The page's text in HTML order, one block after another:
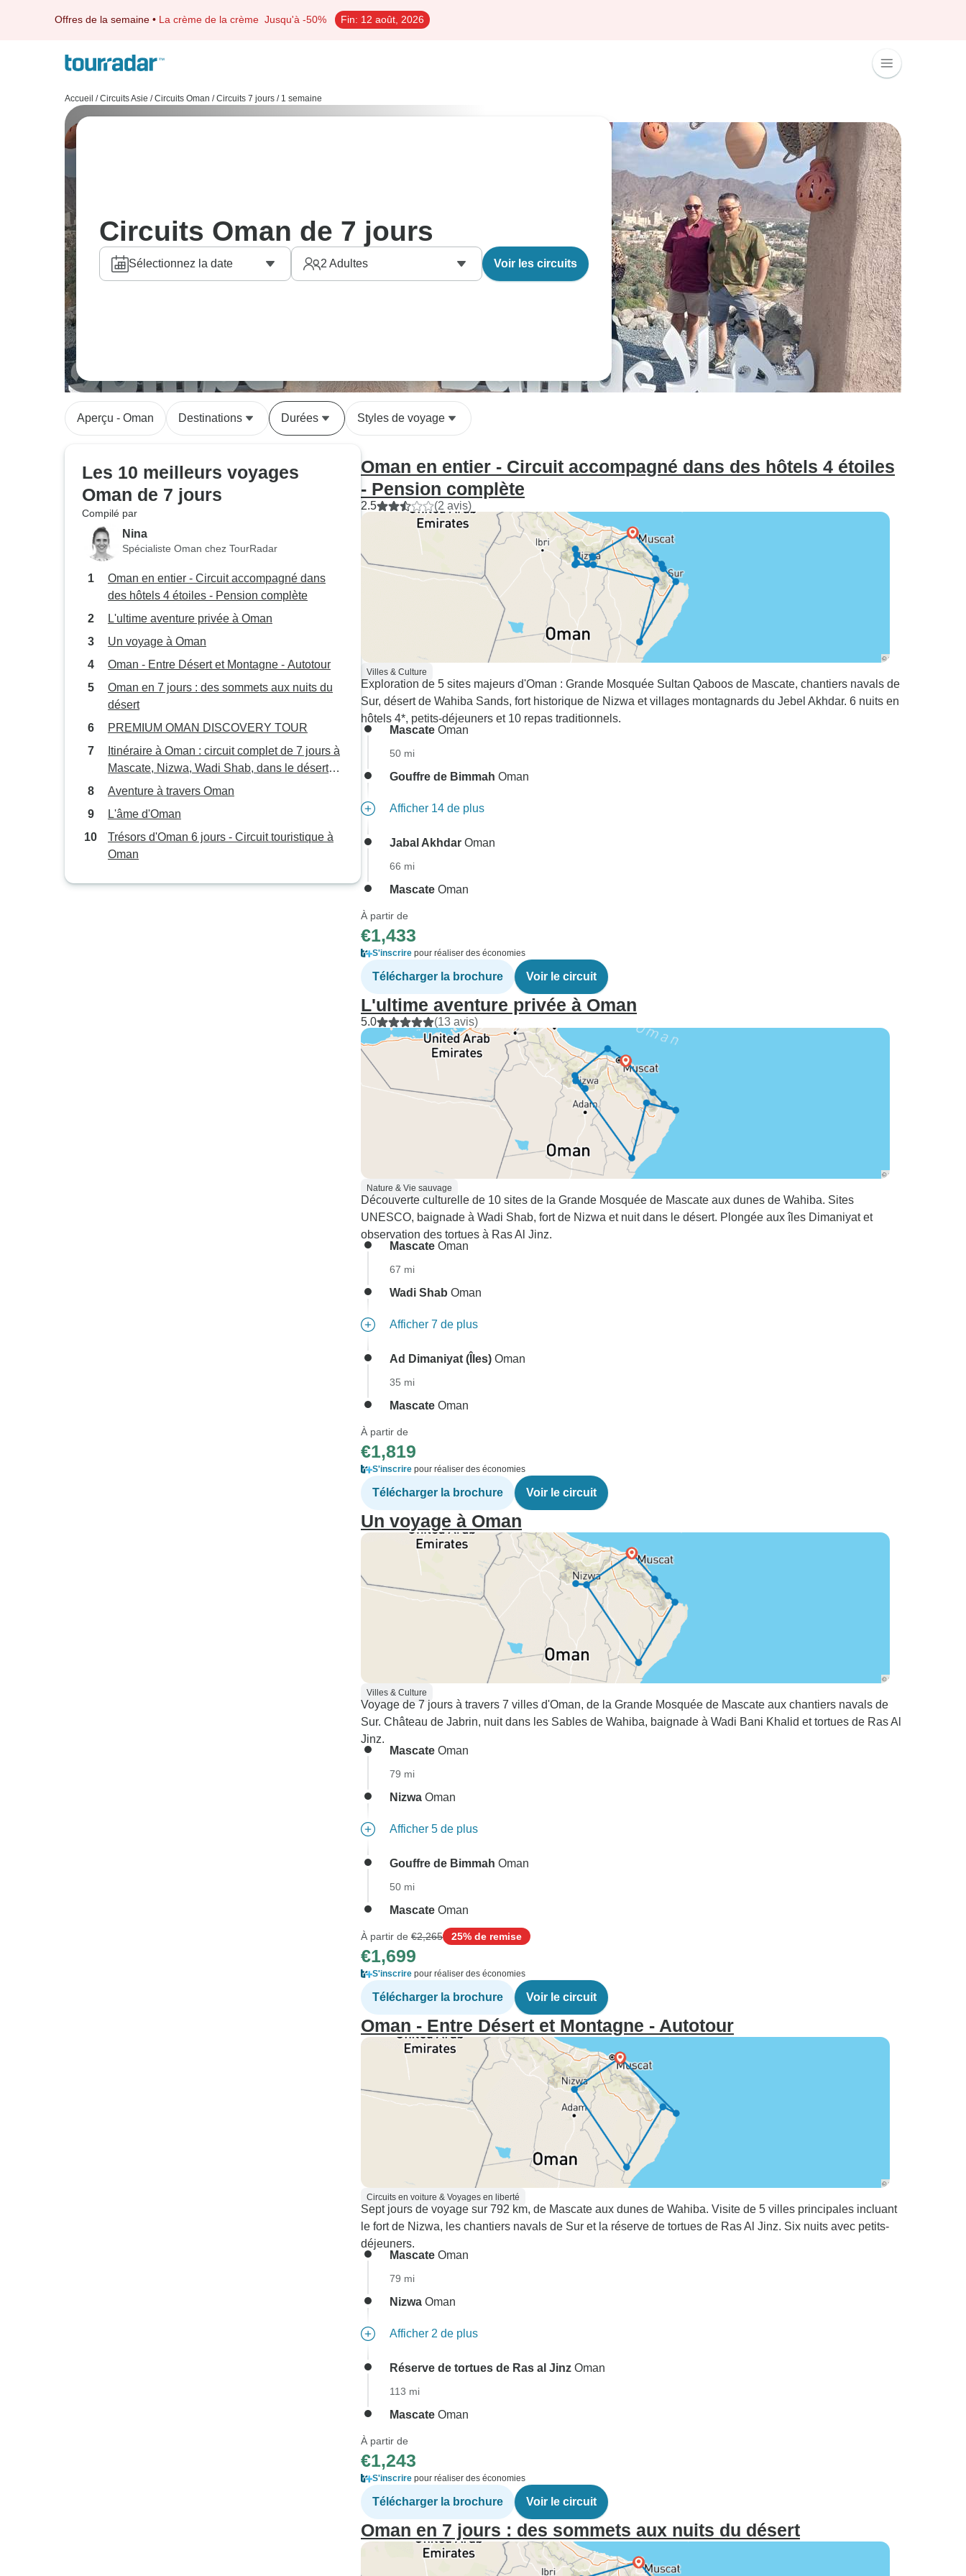
Offres de la semaine • La crème de la crème Jusqu'à -50% Fin: 12 août, 2026
Accueil / Circuits Asie / Circuits Oman / Circuits 7 jours / 1 semaine
Circuits Oman de 7 jours
Sélectionnez la date 2 Adultes Voir les circuits
Aperçu - Oman Destinations Durées Styles de voyage
Les 10 meilleurs voyages
Oman de 7 jours
Compilé par
Nina
Spécialiste Oman chez TourRadar
Oman en entier - Circuit accompagné dans
des hôtels 4 étoiles - Pension complète
L'ultime aventure privée à Oman
Un voyage à Oman
Oman - Entre Désert et Montagne - Autotour
Oman en 7 jours : des sommets aux nuits du
désert
PREMIUM OMAN DISCOVERY TOUR
Itinéraire à Oman : circuit complet de 7 jours à
Mascate, Nizwa, Wadi Shab, dans le désert
de Wahiba et à Salalah
Aventure à travers Oman
L'âme d'Oman
Trésors d'Oman 6 jours - Circuit touristique à
Oman
Oman en entier - Circuit accompagné dans des hôtels 4 étoiles
- Pension complète
2.5 (2 avis)
Villes & Culture
Exploration de 5 sites majeurs d'Oman : Grande Mosquée Sultan Qaboos de Mascate, chantiers navals de
Sur, désert de Wahiba Sands, fort historique de Nizwa et villages montagnards du Jebel Akhdar. 6 nuits en
hôtels 4*, petits-déjeuners et 10 repas traditionnels.
Mascate Oman
50 mi
Gouffre de Bimmah Oman
Afficher 14 de plus
Jabal Akhdar Oman
66 mi
Mascate Oman
À partir de
€1,433
S'inscrire pour réaliser des économies
Télécharger la brochure Voir le circuit
L'ultime aventure privée à Oman
5.0 (13 avis)
Nature & Vie sauvage
Découverte culturelle de 10 sites de la Grande Mosquée de Mascate aux dunes de Wahiba. Sites
UNESCO, baignade à Wadi Shab, fort de Nizwa et nuit dans le désert. Plongée aux îles Dimaniyat et
observation des tortues à Ras Al Jinz.
Mascate Oman
67 mi
Wadi Shab Oman
Afficher 7 de plus
Ad Dimaniyat (Îles) Oman
35 mi
Mascate Oman
À partir de
€1,819
S'inscrire pour réaliser des économies
Télécharger la brochure Voir le circuit
Un voyage à Oman
Villes & Culture
Voyage de 7 jours à travers 7 villes d'Oman, de la Grande Mosquée de Mascate aux chantiers navals de
Sur. Château de Jabrin, nuit dans les Sables de Wahiba, baignade à Wadi Bani Khalid et tortues de Ras Al
Jinz.
Mascate Oman
79 mi
Nizwa Oman
Afficher 5 de plus
Gouffre de Bimmah Oman
50 mi
Mascate Oman
À partir de €2,265 25% de remise
€1,699
S'inscrire pour réaliser des économies
Télécharger la brochure Voir le circuit
Oman - Entre Désert et Montagne - Autotour
Circuits en voiture & Voyages en liberté
Sept jours de voyage sur 792 km, de Mascate aux dunes de Wahiba. Visite de 5 villes principales incluant
le fort de Nizwa, les chantiers navals de Sur et la réserve de tortues de Ras Al Jinz. Six nuits avec petits-
déjeuners.
Mascate Oman
79 mi
Nizwa Oman
Afficher 2 de plus
Réserve de tortues de Ras al Jinz Oman
113 mi
Mascate Oman
À partir de
€1,243
S'inscrire pour réaliser des économies
Télécharger la brochure Voir le circuit
Oman en 7 jours : des sommets aux nuits du désert